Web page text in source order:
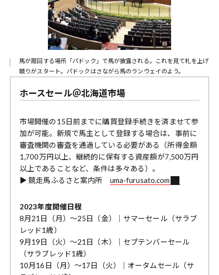
馬が周回する場所「パドック」で馬が披露される。これを見て札を上げ
競りがスタート。パドックはさながら馬のランウェイのよう。
ホースセール＠北海道市場
市場開催の15日前までに購買登録手続きを済ませて参
加が可能。新規で馬主として登録する場合は、事前に
審査機関の審査を通過している必要がある（所得金額
1,700万円以上、継続的に保有する資産額が7,500万円
以上であることなど、条件は多々ある）。
▶︎ 競走馬ふるさと案内所 uma-furusato.com
2023年度開催日程
8月21日（月）～25日（金）｜サマーセール（サラブ
レッド1歳）
9月19日（火）～21日（木）｜セプテンバーセール
（サラブレッド1歳）
10月16日（月）～17日（火）｜オータムセール（サ